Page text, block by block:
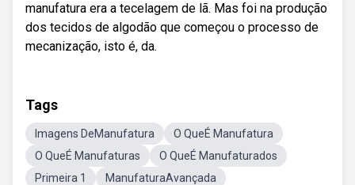
manufatura era a tecelagem de lã. Mas foi na produção
dos tecidos de algodão que começou o processo de
mecanização, isto é, da.
Tags
Imagens DeManufatura
O QueÉ Manufatura
O QueÉ Manufaturas
O QueÉ Manufaturados
Primeira 1
ManufaturaAvançada